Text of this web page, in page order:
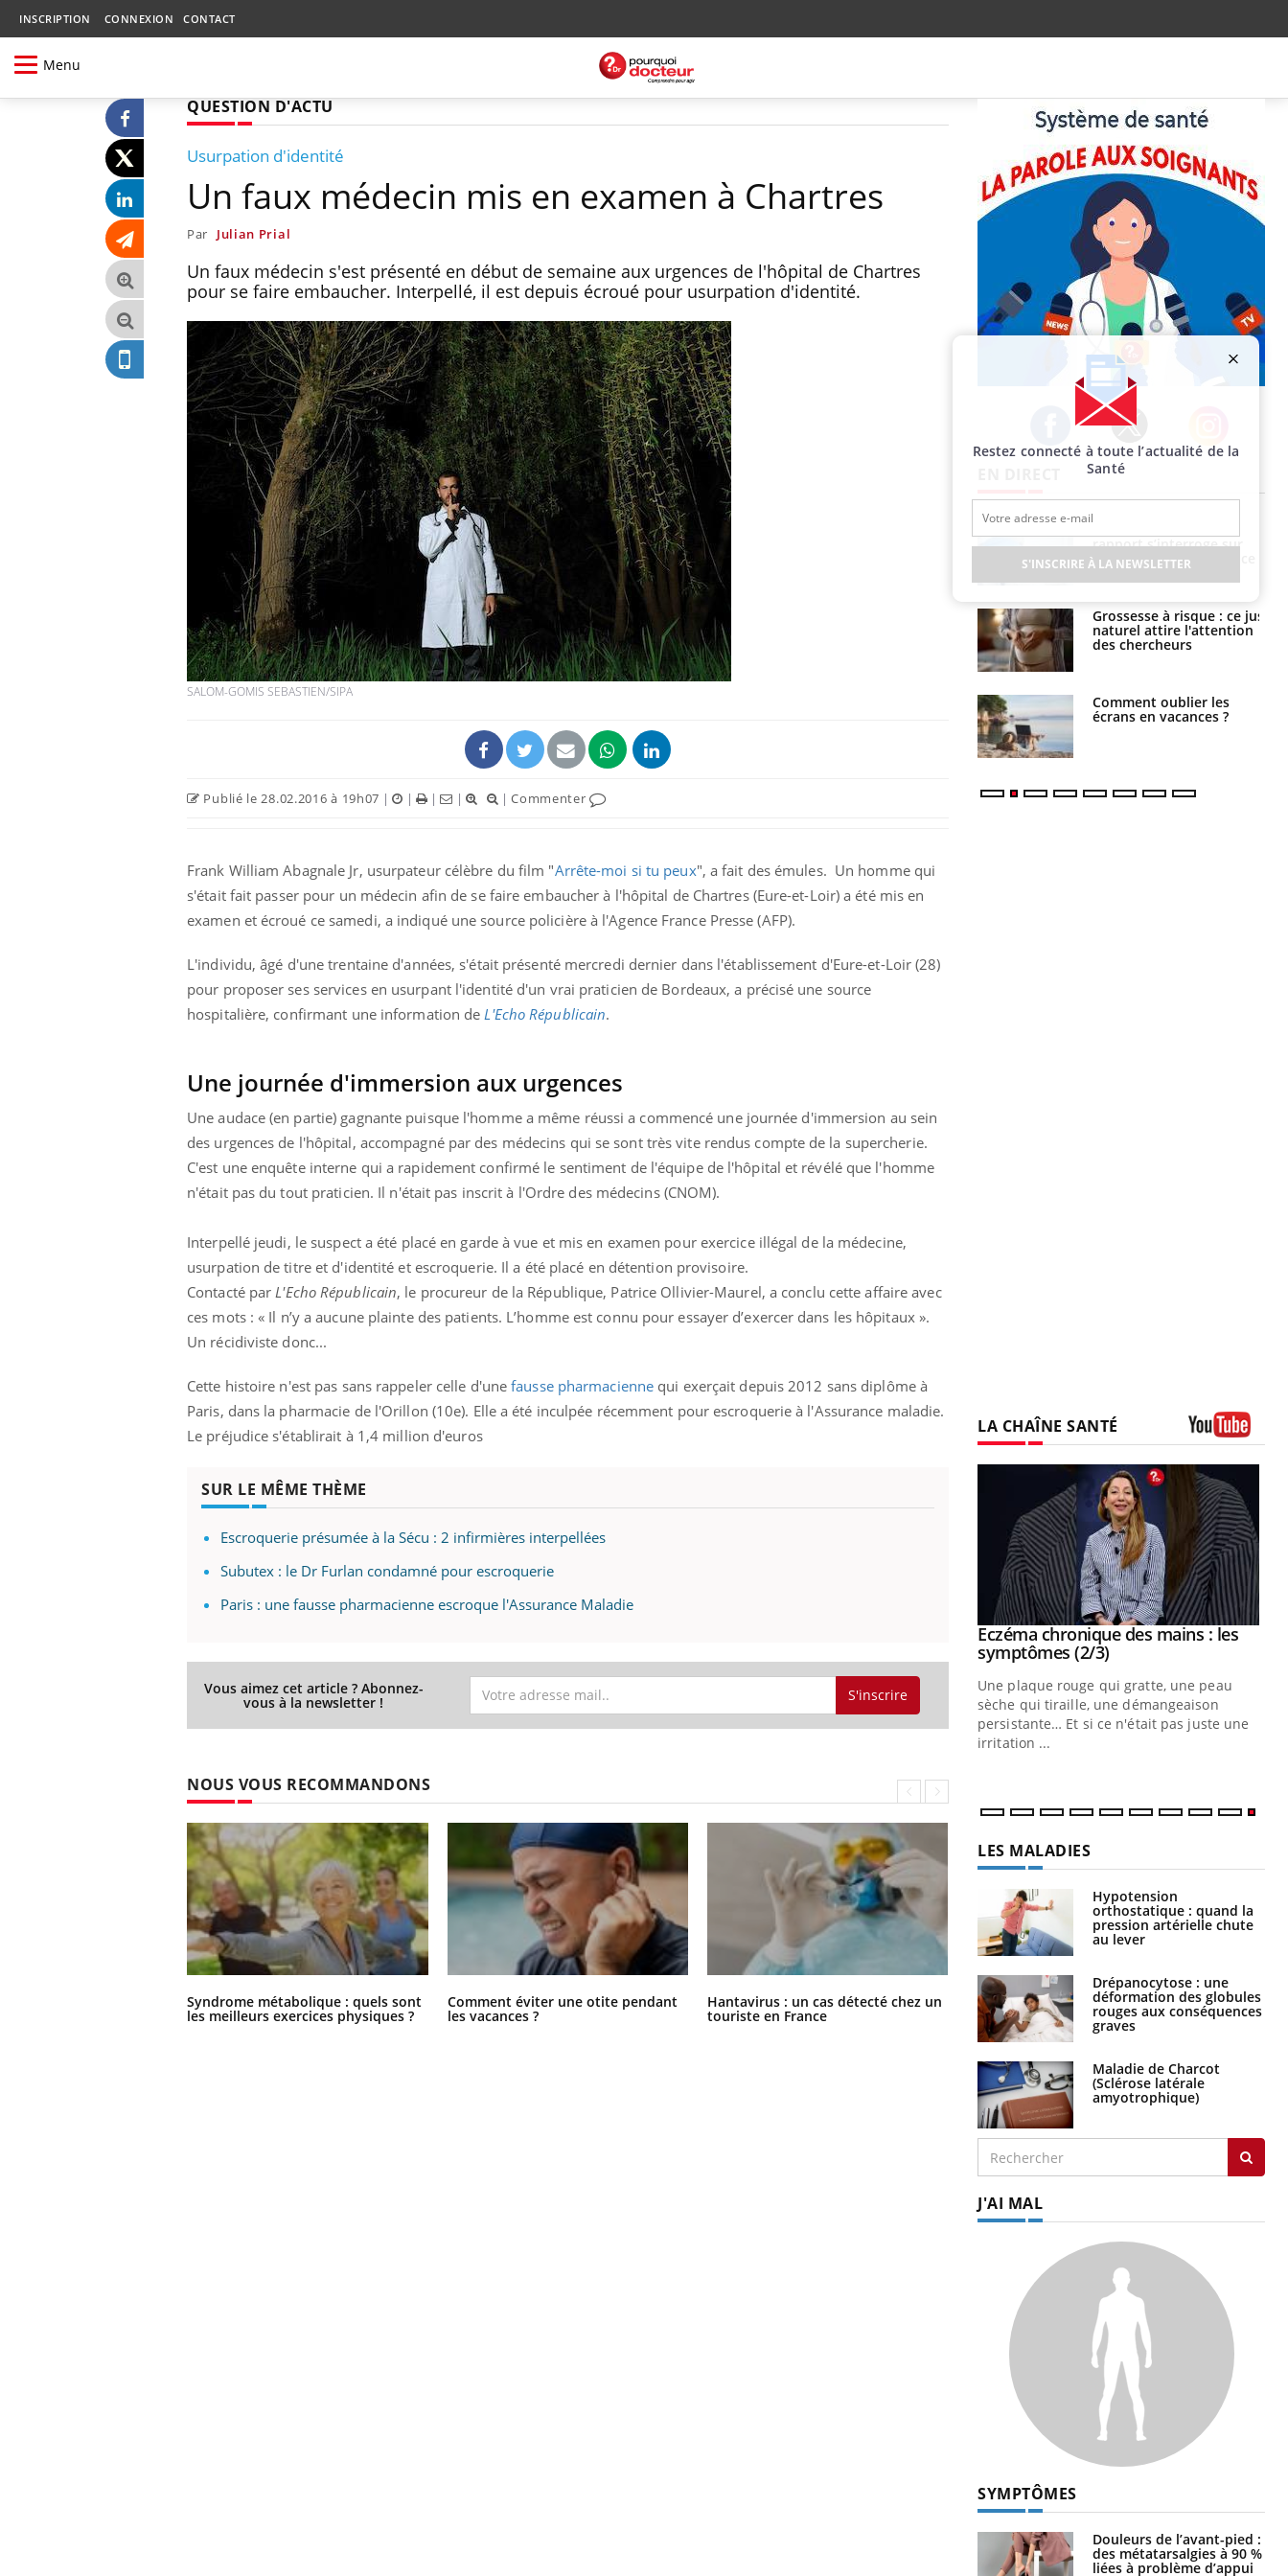
INSCRIPTION CONNEXION CONTACT
Menu
QUESTION D'ACTU
Usurpation d'identité
Un faux médecin mis en examen à Chartres
Par Julian Prial
Un faux médecin s'est présenté en début de semaine aux urgences de l'hôpital de Chartres
pour se faire embaucher. Interpellé, il est depuis écroué pour usurpation d'identité.
SALOM-GOMIS SEBASTIEN/SIPA
Publié le 28.02.2016 à 19h07 | | | | |Commenter
Frank William Abagnale Jr, usurpateur célèbre du film "Arrête-moi si tu peux", a fait des émules. Un homme qui
s'était fait passer pour un médecin afin de se faire embaucher à l'hôpital de Chartres (Eure-et-Loir) a été mis en
examen et écroué ce samedi, a indiqué une source policière à l'Agence France Presse (AFP).
L'individu, âgé d'une trentaine d'années, s'était présenté mercredi dernier dans l'établissement d'Eure-et-Loir (28)
pour proposer ses services en usurpant l'identité d'un vrai praticien de Bordeaux, a précisé une source
hospitalière, confirmant une information de L'Echo Républicain.
Une journée d'immersion aux urgences
Une audace (en partie) gagnante puisque l'homme a même réussi a commencé une journée d'immersion au sein
des urgences de l'hôpital, accompagné par des médecins qui se sont très vite rendus compte de la supercherie.
C'est une enquête interne qui a rapidement confirmé le sentiment de l'équipe de l'hôpital et révélé que l'homme
n'était pas du tout praticien. Il n'était pas inscrit à l'Ordre des médecins (CNOM).
Interpellé jeudi, le suspect a été placé en garde à vue et mis en examen pour exercice illégal de la médecine,
usurpation de titre et d'identité et escroquerie. Il a été placé en détention provisoire.
Contacté par L'Echo Républicain, le procureur de la République, Patrice Ollivier-Maurel, a conclu cette affaire avec
ces mots : « Il n’y a aucune plainte des patients. L’homme est connu pour essayer d’exercer dans les hôpitaux ».
Un récidiviste donc...
Cette histoire n'est pas sans rappeler celle d'unefausse pharmacienne qui exerçait depuis 2012 sans diplôme à
Paris, dans la pharmacie de l'Orillon (10e). Elle a été inculpée récemment pour escroquerie à l'Assurance maladie.
Le préjudice s'établirait à 1,4 million d'euros
SUR LE MÊME THÈME
Escroquerie présumée à la Sécu : 2 infirmières interpellées
Subutex : le Dr Furlan condamné pour escroquerie
Paris : une fausse pharmacienne escroque l'Assurance Maladie
Vous aimez cet article ? Abonnez-
vous à la newsletter ! S'inscrire
NOUS VOUS RECOMMANDONS
Syndrome métabolique : quels sont
les meilleurs exercices physiques ?
Comment éviter une otite pendant
les vacances ?
Hantavirus : un cas détecté chez un
touriste en France
Mortalité infantile : un rapport
s’interroge sur son taux élevé en
France
Facebook Twitter Instagram
rapport s’interroge sur
son taux élevé en France
Grossesse à risque : ce jus
naturel attire l'attention
des chercheurs
Comment oublier les
écrans en vacances ?
LA CHAÎNE SANTÉ
Coup de food sur le diabète, c'est votre
nouveau rendez-vous culinaire qui
bouscule les idées reçues ! Dans cet
épisode, une ...
"Les rendez-vous de la santé et de la
qualité de vie au travail" de Pourquoi
Dans cette vidéo, le Dr Inès Zaraa,
dermatologue à Paris, vous explique
Youtube
Eczéma chronique des mains : les
symptômes (2/3)Youtube
Une plaque rouge qui gratte, une peau
sèche qui tiraille, une démangeaison
persistante… Et si ce n'était pas juste une
irritation ...
LES MALADIES
Hypotension
orthostatique : quand la
pression artérielle chute
au lever
Drépanocytose : une
déformation des globules
rouges aux conséquences
graves
Maladie de Charcot
(Sclérose latérale
amyotrophique)
J'AI MAL
SYMPTÔMES
Douleurs de l’avant-pied :
des métatarsalgies à 90 %
liées à problème d’appui
Restez connecté à toute l’actualité de la
Santé
S'INSCRIRE À LA NEWSLETTER